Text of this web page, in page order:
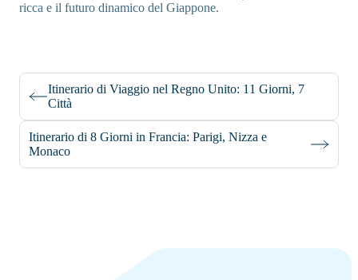
ricca e il futuro dinamico del Giappone.
Itinerario di Viaggio nel Regno Unito: 11 Giorni, 7
Città
Itinerario di 8 Giorni in Francia: Parigi, Nizza e
Monaco